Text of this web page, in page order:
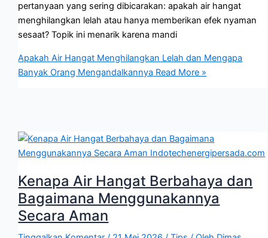
pertanyaan yang sering dibicarakan: apakah air hangat
menghilangkan lelah atau hanya memberikan efek nyaman
sesaat? Topik ini menarik karena mandi
Apakah Air Hangat Menghilangkan Lelah dan Mengapa
Banyak Orang Mengandalkannya Read More »
Kenapa Air Hangat Berbahaya dan
Bagaimana Menggunakannya
Secara Aman